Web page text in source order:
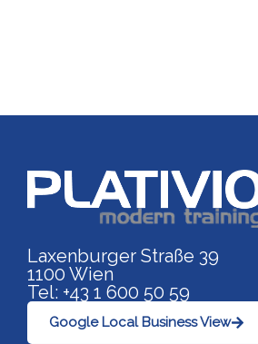
Laxenburger Straße 39
1100 Wien
Tel: +43 1 600 50 59
Google Local Business View